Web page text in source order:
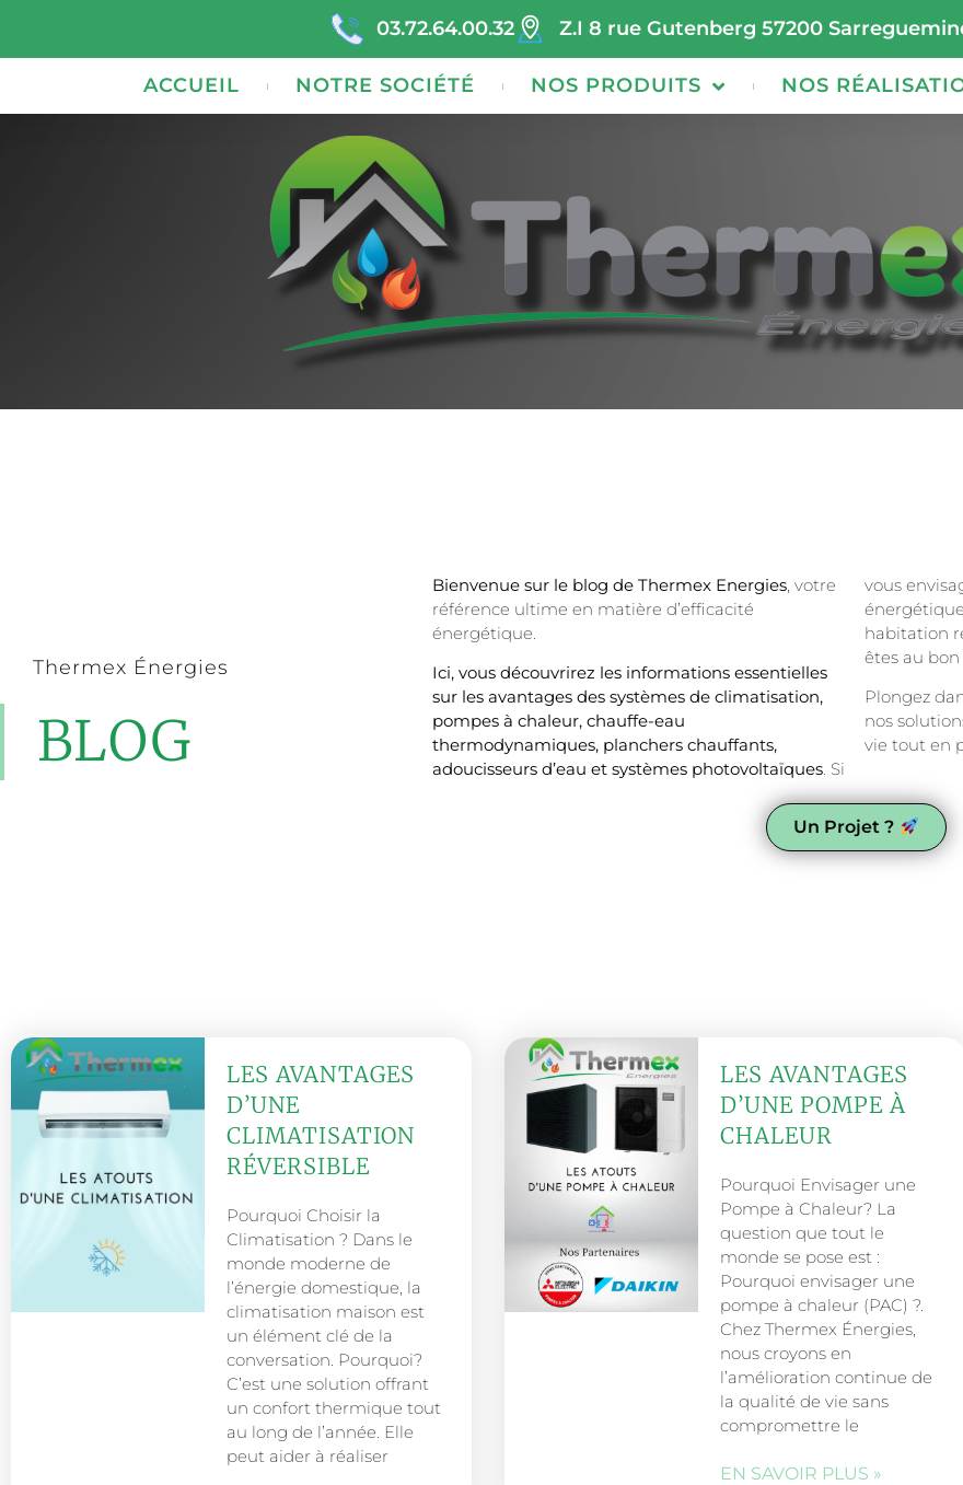
03.72.64.00.32 Z.I 8 rue Gutenberg 57200
ACCUEIL NOTRE SOCIÉTÉ NOS PRODUITS NOS
Thermex Énergies
BLOG
Bienvenue sur le blog de Thermex Energies, votre
référence ultime en matière d’efficacité
énergétique.
Ici, vous découvrirez les informations essentielles
sur les avantages des systèmes de climatisation,
pompes à chaleur, chauffe-eau
thermodynamiques, planchers chauffants,
adoucisseurs d’eau et systèmes photovoltaïques. Si
vous
habitation
êtes au
Plongez
nos
vie tout en
Un Projet ?
LES AVANTAGES
D’UNE
CLIMATISATION
RÉVERSIBLE
Pourquoi Choisir la
Climatisation ? Dans le
monde moderne de
l’énergie domestique, la
climatisation maison est
un élément clé de la
conversation. Pourquoi?
C’est une solution offrant
un confort thermique tout
au long de l’année. Elle
peut aider à réaliser
LES AVANTAGES
D’UNE POMPE À
CHALEUR
Pourquoi Envisager une
Pompe à Chaleur? La
question que tout le
monde se pose est :
Pourquoi envisager une
pompe à chaleur (PAC) ?.
Chez Thermex Énergies,
nous croyons en
l’amélioration continue de
la qualité de vie sans
compromettre le
EN SAVOIR PLUS »